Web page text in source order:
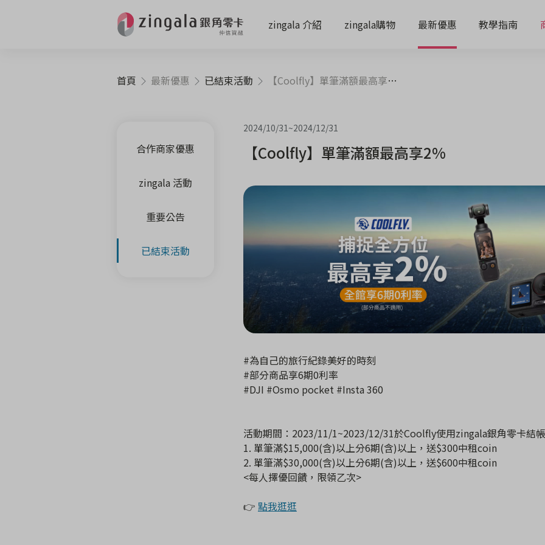
zingala 介紹 zingala購物 最新優惠 教學指南
首頁 最新優惠 已結束活動 【Coolfly】單筆滿額最高享2%
合作商家優惠
zingala 活動
重要公告
已結束活動
2024/10/31~2024/12/31
【Coolfly】單筆滿額最高享2%
#為自己的旅行紀錄美好的時刻
#部分商品享6期0利率
#DJI #Osmo pocket #Insta 360
活動期間：2023/11/1~2023/12/31於Coolfly使用zingala銀角零卡結
1. 單筆滿$15,000(含)以上分6期(含)以上，送$300中租coin
2. 單筆滿$30,000(含)以上分6期(含)以上，送$600中租coin
<每人擇優回饋，限領乙次>
👉 點我逛逛